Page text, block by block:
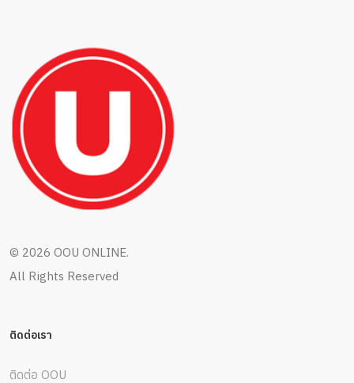
© 2026 OOU ONLINE.
All Rights Reserved
ติดต่อเรา
ติดต่อ OOU